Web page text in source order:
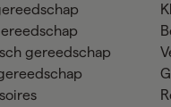
gereedschap